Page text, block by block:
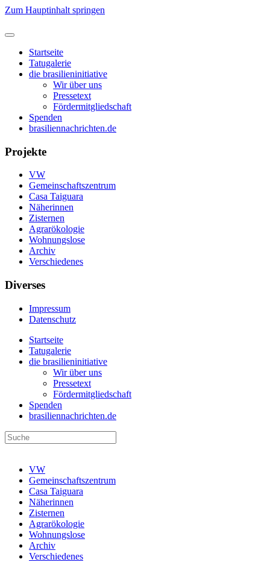
Zum Hauptinhalt springen
Startseite
Tatugalerie
die brasilieninitiative
Wir über uns
Pressetext
Fördermitgliedschaft
Spenden
brasiliennachrichten.de
Projekte
VW
Gemeinschaftszentrum
Casa Taiguara
Näherinnen
Zisternen
Agrarökologie
Wohnungslose
Archiv
Verschiedenes
Diverses
Impressum
Datenschutz
Startseite
Tatugalerie
die brasilieninitiative
Wir über uns
Pressetext
Fördermitgliedschaft
Spenden
brasiliennachrichten.de
VW
Gemeinschaftszentrum
Casa Taiguara
Näherinnen
Zisternen
Agrarökologie
Wohnungslose
Archiv
Verschiedenes